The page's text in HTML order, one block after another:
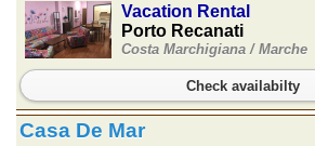
Vacation Rental
Porto Recanati
Costa Marchigiana / Marche
Check availabilty
Casa De Mar